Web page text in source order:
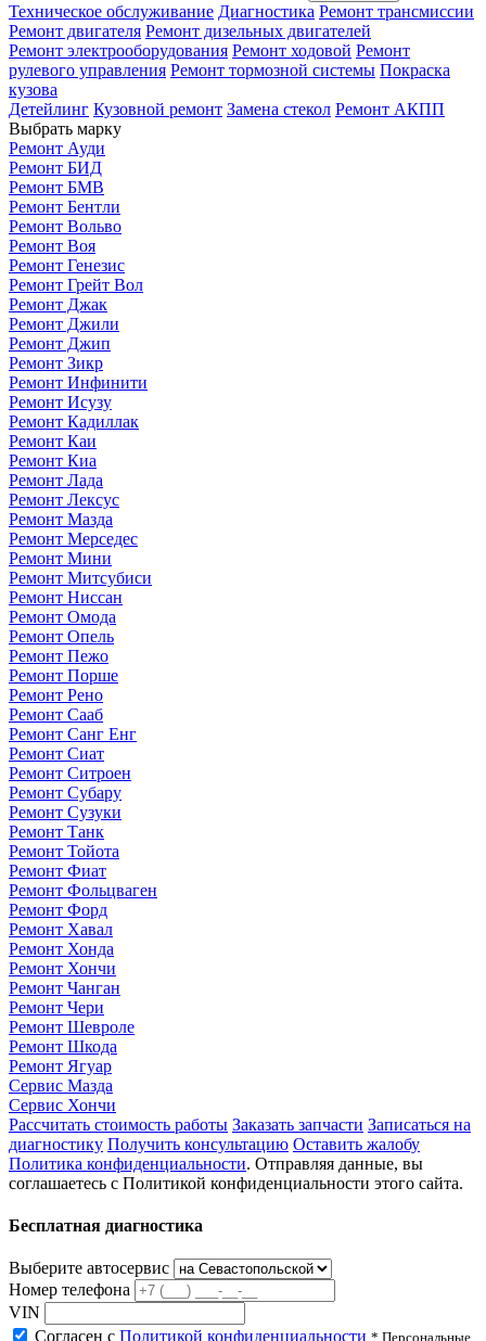
Техническое обслуживание Диагностика Ремонт трансмиссии
Ремонт двигателя Ремонт дизельных двигателей
Ремонт электрооборудования Ремонт ходовой Ремонт
рулевого управления Ремонт тормозной системы Покраска
кузова
Детейлинг Кузовной ремонт Замена стекол Ремонт АКПП
Выбрать марку
Ремонт Ауди
Ремонт БИД
Ремонт БМВ
Ремонт Бентли
Ремонт Вольво
Ремонт Воя
Ремонт Генезис
Ремонт Грейт Вол
Ремонт Джак
Ремонт Джили
Ремонт Джип
Ремонт Зикр
Ремонт Инфинити
Ремонт Исузу
Ремонт Кадиллак
Ремонт Каи
Ремонт Киа
Ремонт Лада
Ремонт Лексус
Ремонт Мазда
Ремонт Мерседес
Ремонт Мини
Ремонт Митсубиси
Ремонт Ниссан
Ремонт Омода
Ремонт Опель
Ремонт Пежо
Ремонт Порше
Ремонт Рено
Ремонт Сааб
Ремонт Санг Енг
Ремонт Сиат
Ремонт Ситроен
Ремонт Субару
Ремонт Сузуки
Ремонт Танк
Ремонт Тойота
Ремонт Фиат
Ремонт Фольцваген
Ремонт Форд
Ремонт Хавал
Ремонт Хонда
Ремонт Хончи
Ремонт Чанган
Ремонт Чери
Ремонт Шевроле
Ремонт Шкода
Ремонт Ягуар
Сервис Мазда
Сервис Хончи
Рассчитать стоимость работы Заказать запчасти Записаться на
диагностику Получить консультацию Оставить жалобу
Политика конфиденциальности. Отправляя данные, вы
соглашаетесь с Политикой конфиденциальности этого сайта.
Бесплатная диагностика
Выберите автосервис
Номер телефона
VIN
Согласен с Политикой конфиденциальности * Персональные